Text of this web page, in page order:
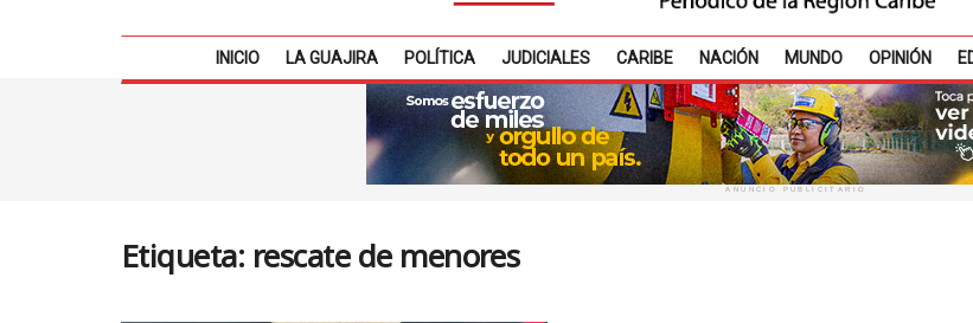
INICIO LA GUAJIRA POLÍTICA JUDICIALES CARIBE NACIÓN MUNDO OPINIÓN
ANUNCIO PUBLICITARIO
Etiqueta: rescate de menores